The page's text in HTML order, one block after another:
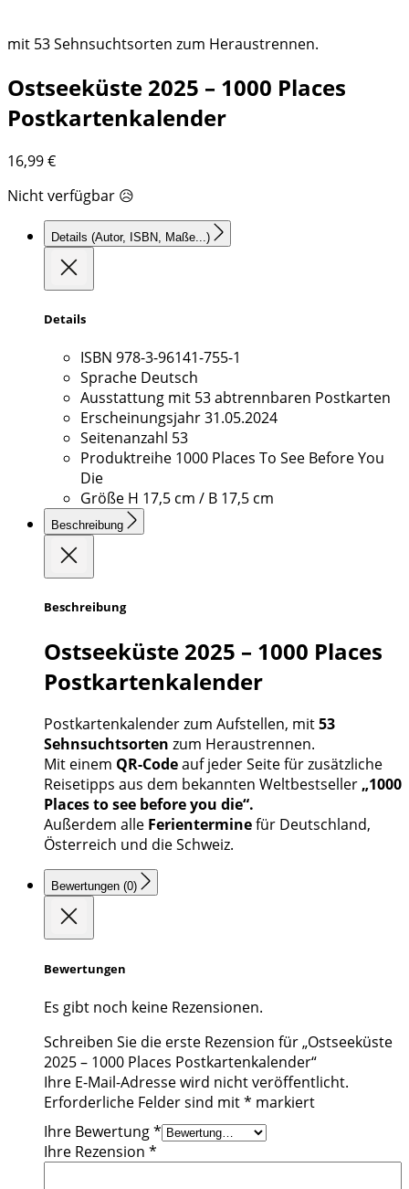
mit 53 Sehnsuchtsorten zum Heraustrennen.
Ostseeküste 2025 – 1000 Places
Postkartenkalender
16,99€
Nicht verfügbar 😥
Details (Autor, ISBN, Maße...)
Details
ISBN 978-3-96141-755-1
Sprache Deutsch
Ausstattung mit 53 abtrennbaren Postkarten
Erscheinungsjahr31.05.2024
Seitenanzahl 53
Produktreihe 1000 Places To See Before You
Die
Größe H 17,5 cm / B 17,5 cm
Beschreibung
Beschreibung
Ostseeküste 2025 – 1000 Places
Postkartenkalender
Postkartenkalender zum Aufstellen, mit53
Sehnsuchtsorten zum Heraustrennen.
Mit einem QR-Codeauf jeder Seite für zusätzliche
Reisetipps aus dem bekannten Weltbestseller„1000
Places to see before you die“.
Außerdem alle Ferienterminefür Deutschland,
Österreich und die Schweiz.
Bewertungen (0)
Bewertungen
Es gibt noch keine Rezensionen.
Schreiben Sie die erste Rezension für „Ostseeküste
2025 – 1000 Places Postkartenkalender“
Ihre E-Mail-Adresse wird nicht veröffentlicht.
Erforderliche Felder sind mit* markiert
Ihre Bewertung*
Ihre Rezension *